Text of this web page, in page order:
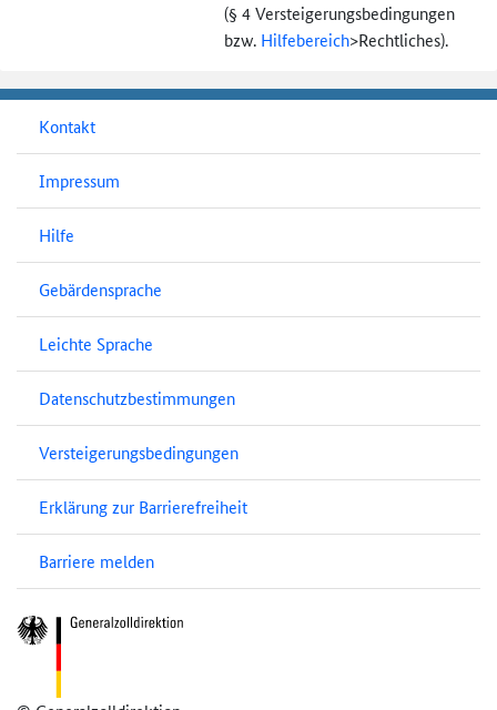
(§ 4 Versteigerungs­bedingungen
bzw. Hilfebereich>Rechtliches).
Kontakt
Impressum
Hilfe
Gebärdensprache
Leichte Sprache
Datenschutzbestimmungen
Versteigerungsbedingungen
Erklärung zur Barrierefreiheit
Barriere melden